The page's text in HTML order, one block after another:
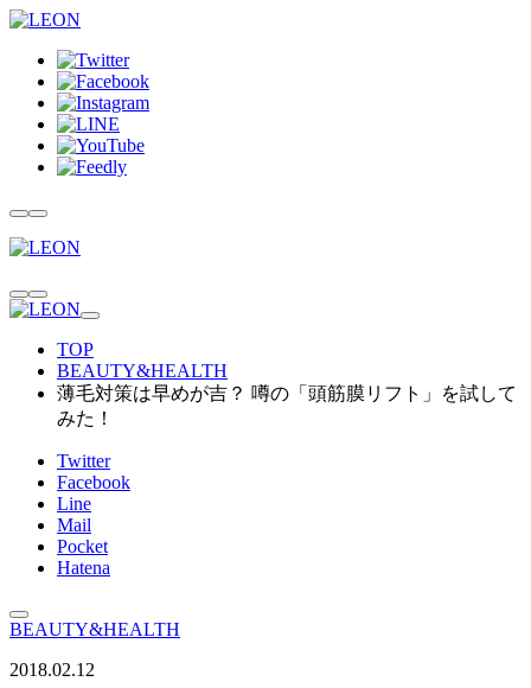
TOP
BEAUTY&HEALTH
薄毛対策は早めが吉？ 噂の「頭筋膜リフト」を試して
みた！
Twitter
Facebook
Line
Mail
Pocket
Hatena
BEAUTY&HEALTH
2018.02.12